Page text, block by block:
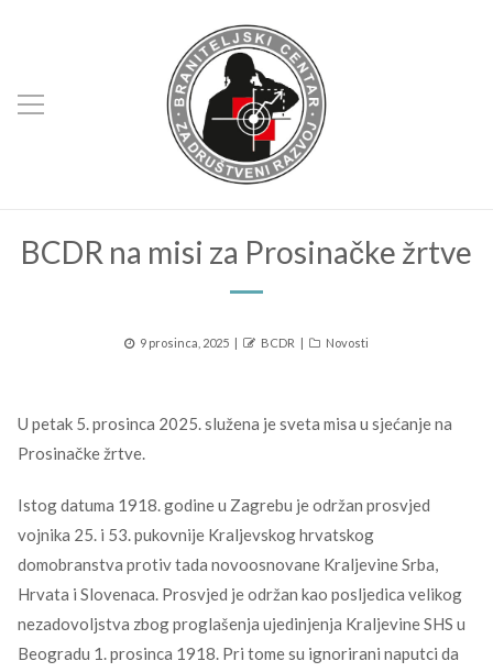
BCDR na misi za Prosinačke žrtve
Posted
9 prosinca, 2025 Author
BCDR Kategorije
Novosti
U petak 5. prosinca 2025. služena je sveta misa u sjećanje na
Prosinačke žrtve.
Istog datuma 1918. godine u Zagrebu je održan prosvjed
vojnika 25. i 53. pukovnije Kraljevskog hrvatskog
domobranstva protiv tada novoosnovane Kraljevine Srba,
Hrvata i Slovenaca. Prosvjed je održan kao posljedica velikog
nezadovoljstva zbog proglašenja ujedinjenja Kraljevine SHS u
Beogradu 1. prosinca 1918. Pri tome su ignorirani naputci da